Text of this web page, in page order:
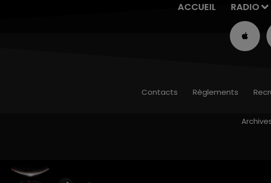
ACCUEIL RADIO
Contacts Règlements